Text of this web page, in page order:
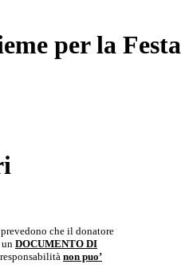
per la Festa
che il donatore
unDOCUMENTO DI
non puo’